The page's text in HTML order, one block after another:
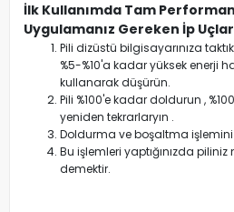
İlk Kullanımda Tam
Uygulamanız Gereken İp
Pili dizüstü bilgisayarınıza
%5-%10'a kadar yüksek enerji
kullanarak düşürün.
Pili %100'e kadar doldurun ,
yeniden tekrarlaryın .
Doldurma ve boşaltma
Bu işlemleri yaptığınızda
demektir.